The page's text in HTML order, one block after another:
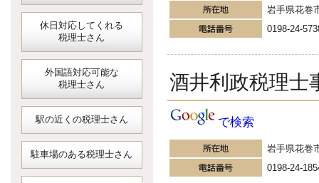
休日対応してくれる
税理士さん
外国語対応可能な
税理士さん
駅の近くの税理士さん
駐車場のある税理士さん
岩手県花巻
0198-24-
酒井利政税理士
で検索
岩手県花巻
0198-24-